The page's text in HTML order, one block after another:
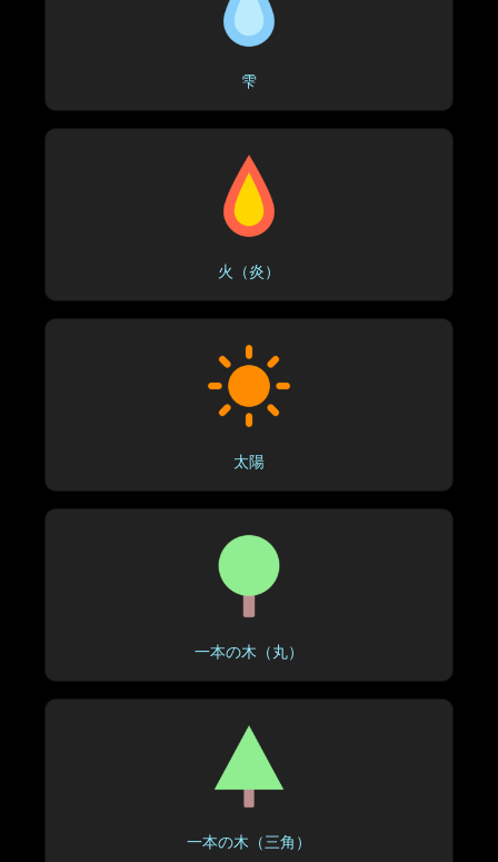
雫
火（炎）
太陽
一本の木（丸）
一本の木（三角）